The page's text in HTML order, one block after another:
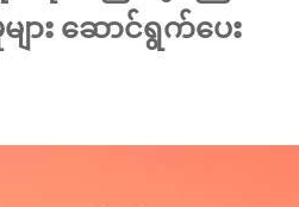
ား ဆောင်ရွက်ပေး